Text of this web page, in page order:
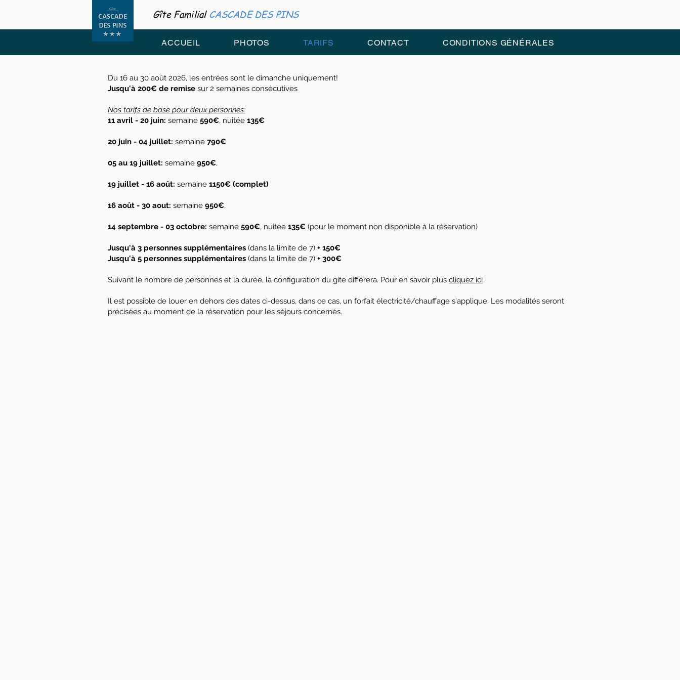
Gîte Familial CASCADE DES PINS
ACCUEIL PHOTOS TARIFS CONTACT CONDITIONS GÉNÉRALES
Du 16 au 30 août 2026, les entrées sont le dimanche uniquement!
Jusqu'à 200€ de remise sur 2 semaines consécutives
Nos tarifs de base pour deux personnes:
11 avril - 20 juin: semaine 590€, nuitée 135€
20 juin - 04 juillet: semaine 790€
05 au 19 juillet: semaine 950€,
19 juillet - 16 août: semaine 1150€ (complet)
16 août - 30 aout: semaine 950€,
14 septembre - 03 octobre: semaine 590€, nuitée 135€ (pour le moment non disponible à la réservation)
Jusqu'à 3 personnes supplémentaires (dans la limite de 7) + 150€
Jusqu'à 5 personnes supplémentaires (dans la limite de 7) + 300€
Suivant le nombre de personnes et la durée, la configuration du gite différera. Pour en savoir plus cliquez ici
Il est possible de louer en dehors des dates ci-dessus, dans ce cas, un forfait électricité/chauffage s'applique. Les modalités seront
précisées au moment de la réservation pour les séjours concernés.